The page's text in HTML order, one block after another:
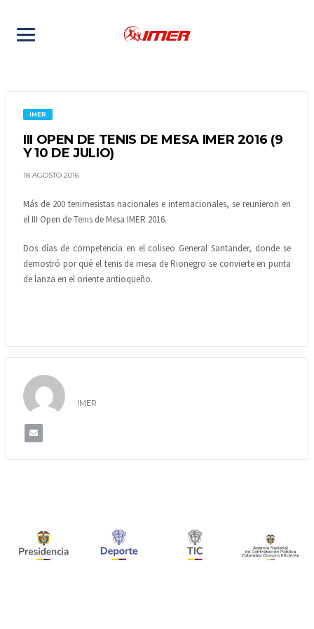
IMER
III OPEN DE TENIS DE MESA IMER 2016 (9
Y 10 DE JULIO)
18 AGOSTO 2016
Más de 200 tenimesistas nacionales e internacionales, se reunieron en
el III Open de Tenis de Mesa IMER 2016.
Dos días de competencia en el coliseo General Santander, donde se
demostró por qué el tenis de mesa de Rionegro se convierte en punta
de lanza en el oriente antioqueño.
IMER